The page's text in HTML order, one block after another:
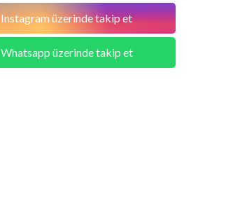
Instagram üzerinde takip et
Whatsapp üzerinde takip et